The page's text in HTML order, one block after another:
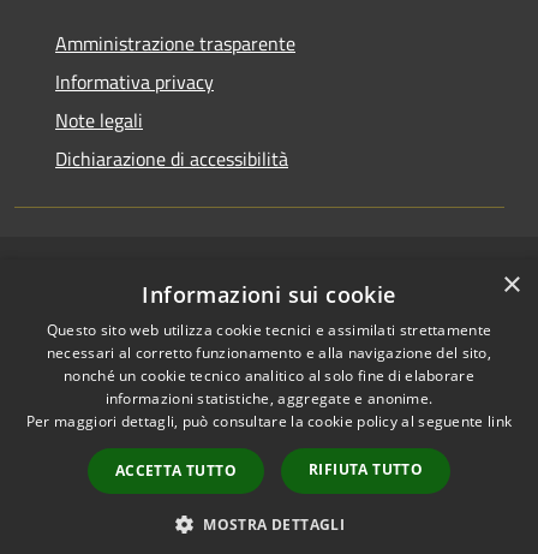
Amministrazione trasparente
Informativa privacy
Note legali
Dichiarazione di accessibilità
Privacy
Cookie
Mappa del sito
Firma digitale
Accesso Posta
Istituzionale
Accesso Riservato PEC
Copyright © 2026 • Comune di
Pallagorio • Powered by
Municipium•Accesso
redazione
×
Informazioni sui cookie
Questo sito web utilizza cookie tecnici e assimilati strettamente
necessari al corretto funzionamento e alla navigazione del sito,
nonché un cookie tecnico analitico al solo fine di elaborare
informazioni statistiche, aggregate e anonime.
Per maggiori dettagli, può consultare la cookie policy al seguente link
ACCETTA TUTTO RIFIUTA TUTTO
MOSTRA DETTAGLI